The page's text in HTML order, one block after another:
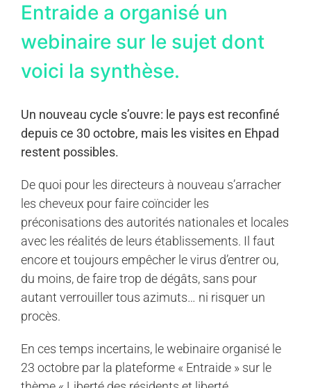
Entraide a organisé un
webinaire sur le sujet dont
voici la synthèse.
Un nouveau cycle s’ouvre: le pays est reconfiné
depuis ce 30 octobre, mais les visites en Ehpad
restent possibles.
De quoi pour les directeurs à nouveau s’arracher
les cheveux pour faire coïncider les
préconisations des autorités nationales et locales
avec les réalités de leurs établissements. Il faut
encore et toujours empêcher le virus d’entrer ou,
du moins, de faire trop de dégâts, sans pour
autant verrouiller tous azimuts… ni risquer un
procès.
En ces temps incertains, le webinaire organisé le
23 octobre par la plateforme « Entraide » sur le